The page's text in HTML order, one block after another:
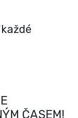
ČASEM!